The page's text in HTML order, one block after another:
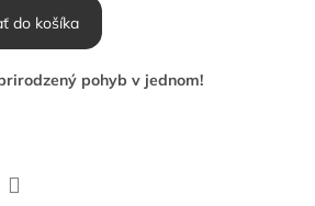
do košíka
pohyb v jednom!